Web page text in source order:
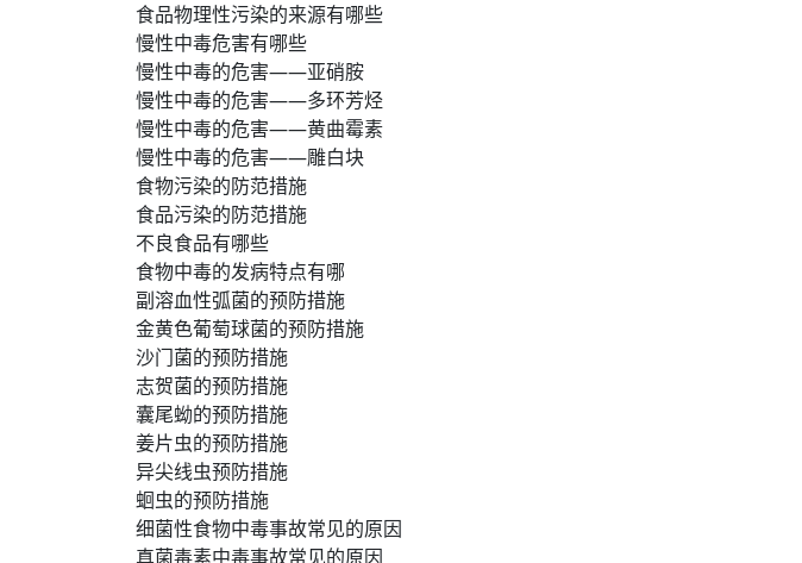
食品物理性污染的来源有哪些
慢性中毒危害有哪些
慢性中毒的危害——亚硝胺
慢性中毒的危害——多环芳烃
慢性中毒的危害——黄曲霉素
慢性中毒的危害——雕白块
食物污染的防范措施
食品污染的防范措施
不良食品有哪些
食物中毒的发病特点有哪
副溶血性弧菌的预防措施
金黄色葡萄球菌的预防措施
沙门菌的预防措施
志贺菌的预防措施
囊尾蚴的预防措施
姜片虫的预防措施
异尖线虫预防措施
蛔虫的预防措施
细菌性食物中毒事故常见的原因
真菌毒素中毒事故常见的原因